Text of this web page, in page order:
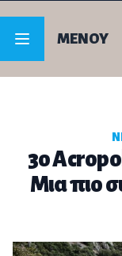
MENOY
3o
Μια πιο